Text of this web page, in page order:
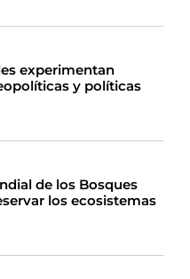
experimentan
y políticas
de los Bosques
los ecosistemas